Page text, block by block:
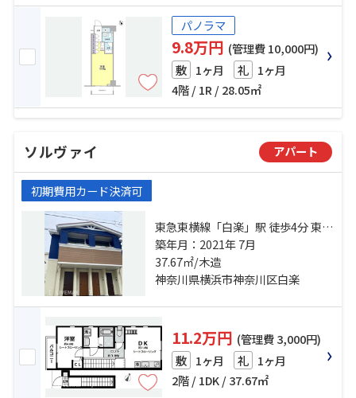
パノラマ
9.8万円 (管理費 10,000円)
敷 1ヶ月 礼 1ヶ月
4階 / 1R / 28.05㎡
ソルヴァイ アパート
初期費用カード決済可
東急東横線「白楽」駅 徒歩4分 東急
東横線「東白楽」駅 徒歩6分 京浜東
北線「東神奈川」駅 徒歩15分
築年月：2021年 7月
37.67㎡/木造
神奈川県横浜市神奈川区白楽
11.2万円 (管理費 3,000円)
敷 1ヶ月 礼 1ヶ月
2階 / 1DK / 37.67㎡